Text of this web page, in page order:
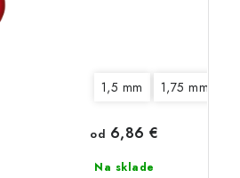
1,5 mm 1,75 mm
Na sklade
od 6,86 €